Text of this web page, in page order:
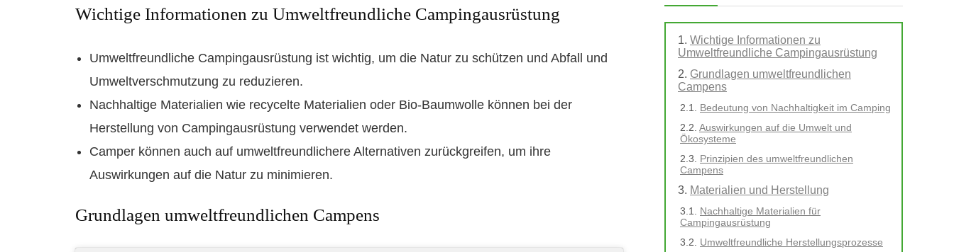
Wichtige Informationen zu Umweltfreundliche Campingausrüstung
Umweltfreundliche Campingausrüstung ist wichtig, um die Natur zu schützen und Abfall und
Umweltverschmutzung zu reduzieren.
Nachhaltige Materialien wie recycelte Materialien oder Bio-Baumwolle können bei der
Herstellung von Campingausrüstung verwendet werden.
Camper können auch auf umweltfreundlichere Alternativen zurückgreifen, um ihre
Auswirkungen auf die Natur zu minimieren.
Grundlagen umweltfreundlichen Campens
Wichtige Informationen zu
Umweltfreundliche Campingausrüstung
Grundlagen umweltfreundlichen
Campens
Bedeutung von Nachhaltigkeit im Camping
Auswirkungen auf die Umwelt und
Ökosysteme
Prinzipien des umweltfreundlichen
Campens
Materialien und Herstellung
Nachhaltige Materialien für
Campingausrüstung
Umweltfreundliche Herstellungsprozesse